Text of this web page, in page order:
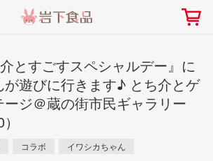
会社概要
ト「NEW GINGER SUMMER
豚バラ肉のくるくる巻き～細巻
工場での取り組み
ム
しょうがを食べてお悩
とすごすスペシャルデー』に
が遊びに行きます♪ とち介とゲ
ジ＠蔵の街市民ギャラリー
コラボ イワシカちゃん